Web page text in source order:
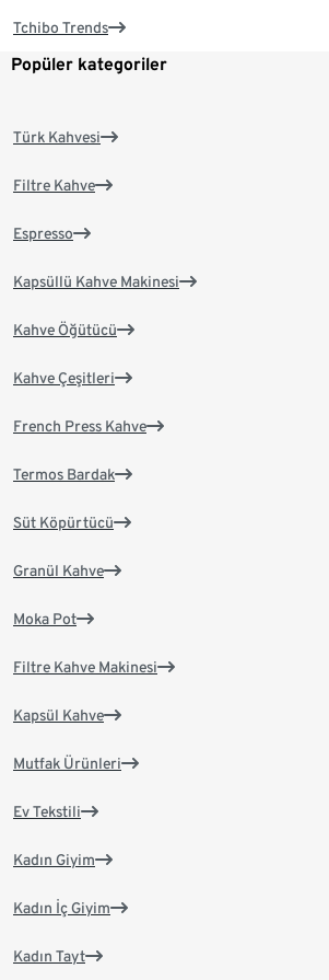
Tchibo Trends
Popüler kategoriler
Türk Kahvesi
Filtre Kahve
Espresso
Kapsüllü Kahve Makinesi
Kahve Öğütücü
Kahve Çeşitleri
French Press Kahve
Termos Bardak
Süt Köpürtücü
Granül Kahve
Moka Pot
Filtre Kahve Makinesi
Kapsül Kahve
Mutfak Ürünleri
Ev Tekstili
Kadın Giyim
Kadın İç Giyim
Kadın Tayt